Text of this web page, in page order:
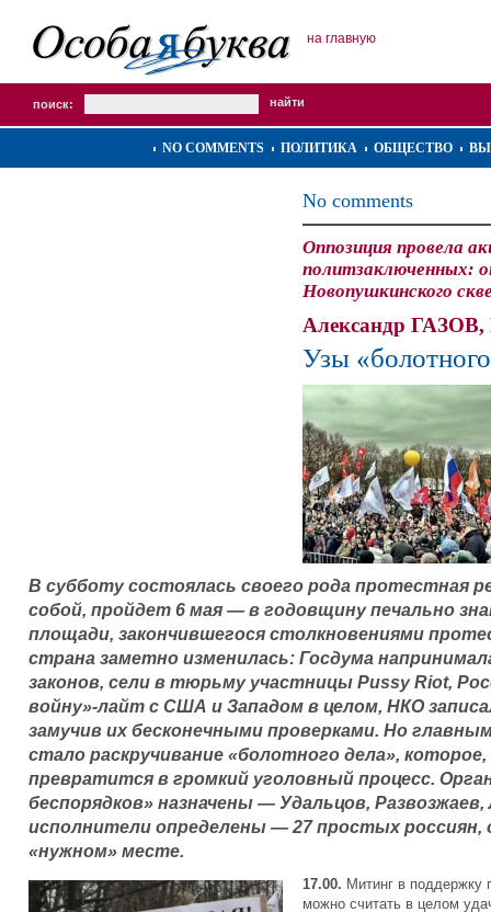
на главную
поиск:
NO COMMENTS ПОЛИТИКА ОБЩЕСТВО
No comments
Оппозиция провела
политзаключенных:
Новопушкинского
Александр
Узы
В субботу состоялась своего рода протестная
собой, пройдет 6 мая — в годовщину печально
площади, закончившегося столкновениями
страна заметно изменилась: Госдума
законов, сели в тюрьму участницы Pussy Riot,
войну»-лайт с США и Западом в целом, НКО
замучив их бесконечными проверками. Но
стало раскручивание «болотного дела»,
превратится в громкий уголовный процесс.
беспорядков» назначены — Удальцов, Развозжаев,
исполнители определены — 27 простых россиян,
«нужном» месте.
17.00. Митинг в поддержку
можно считать в целом